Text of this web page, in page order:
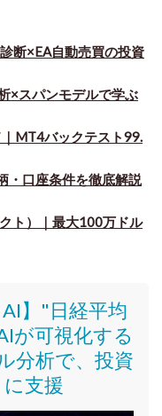
断×EA自動売買の投資
×スパンモデルで学ぶ
MT4バックテスト99.
・口座条件を徹底解説
ト）｜最大100万ドル
AI】"日経平均
が可視化する
分析で、投資
支援